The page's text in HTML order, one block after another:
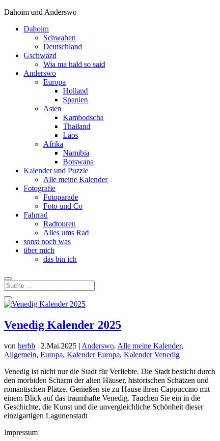
Dahoim und Anderswo
Dahoim
Schwaben
Deutschland
Gschwäzd
Wia ma hald so said
Anderswo
Europa
Holland
Spanien
Asien
Kambodscha
Thailand
Laos
Afrika
Namibia
Botswana
Kalender und Puzzle
Alle meine Kalender
Fotografie
Fotoparade
Foto und Co
Fahrrad
Radtouren
Alles ums Rad
sonst noch was
über mich
das bin ich
Venedig Kalender 2025
von herbb | 2.Mai.2025 | Anderswo, Alle meine Kalender,
Allgemein, Europa, Kalender Europa, Kalender Venedig
Venedig ist nicht nur die Stadt für Verliebte. Die Stadt besticht durch
den morbiden Scharm der alten Häuser, historischen Schätzen und
romantischen Plätze. Genießen sie zu Hause ihren Cappuccino mit
einem Blick auf das traumhafte Venedig. Tauchen Sie ein in die
Geschichte, die Kunst und die unvergleichliche Schönheit dieser
einzigartigen Lagunenstadt
Impressum